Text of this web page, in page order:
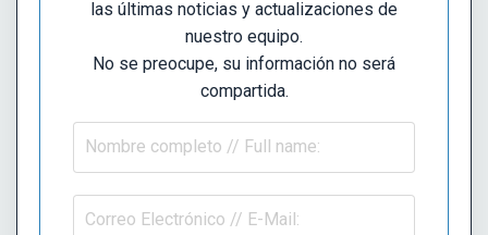
las últimas noticias y actualizaciones de
nuestro equipo.
No se preocupe, su información no será
compartida.